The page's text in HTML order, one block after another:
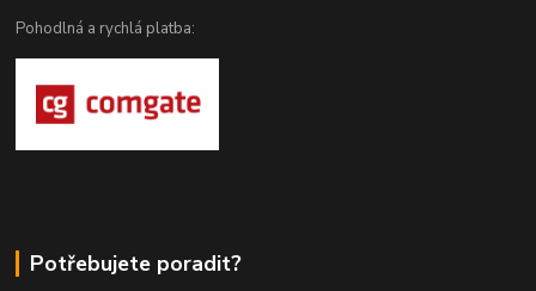
Pohodlná a rychlá platba:
Potřebujete poradit?